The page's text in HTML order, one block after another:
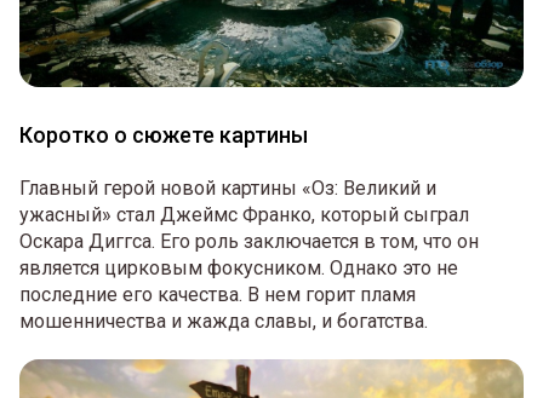
Коротко о сюжете картины
Главный герой новой картины «Оз: Великий и
ужасный» стал Джеймс Франко, который сыграл
Оскара Диггса. Его роль заключается в том, что он
является цирковым фокусником. Однако это не
последние его качества. В нем горит пламя
мошенничества и жажда славы, и богатства.